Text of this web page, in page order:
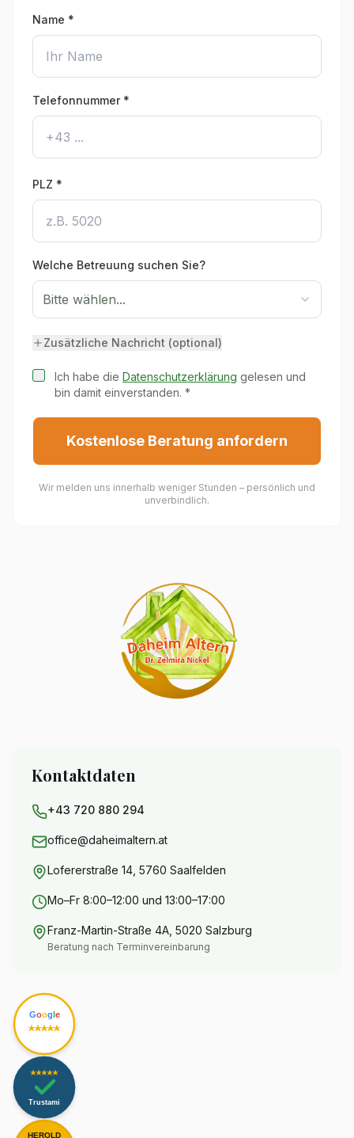
Name *
Telefonnummer *
PLZ *
Welche Betreuung suchen Sie?
Bitte wählen...
Zusätzliche Nachricht (optional)
Ich habe die Datenschutzerklärung gelesen und
bin damit einverstanden. *
Kostenlose Beratung anfordern
Wir melden uns innerhalb weniger Stunden – persönlich und
unverbindlich.
Kontaktdaten
+43 720 880 294
office@daheimaltern.at
Lofererstraße 14, 5760 Saalfelden
Mo–Fr 8:00–12:00 und 13:00–17:00
Franz-Martin-Straße 4A, 5020 Salzburg
Beratung nach Terminvereinbarung
Google
Trustami
HEROLD